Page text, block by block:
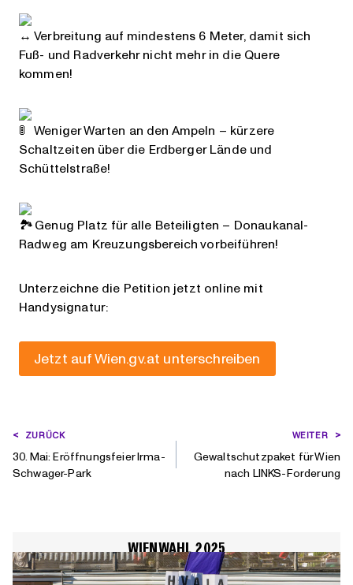
Verbreitung auf mindestens 6 Meter, damit sich
Fuß- und Radverkehr nicht mehr in die Quere
kommen!
Weniger Warten an den Ampeln – kürzere
Schaltzeiten über die Erdberger Lände und
Schüttelstraße!
Genug Platz für alle Beteiligten – Donaukanal-
Radweg am Kreuzungsbereich vorbeiführen!
Unterzeichne die Petition jetzt online mit
Handysignatur:
Jetzt auf Wien.gv.at unterschreiben
BEITRAGSNAVIGATION
ZURÜCK
30. Mai: Eröffnungsfeier Irma-
Schwager-Park
WEITER
Gewaltschutzpaket für Wien
nach LINKS-Forderung
WIENWAHL 2025